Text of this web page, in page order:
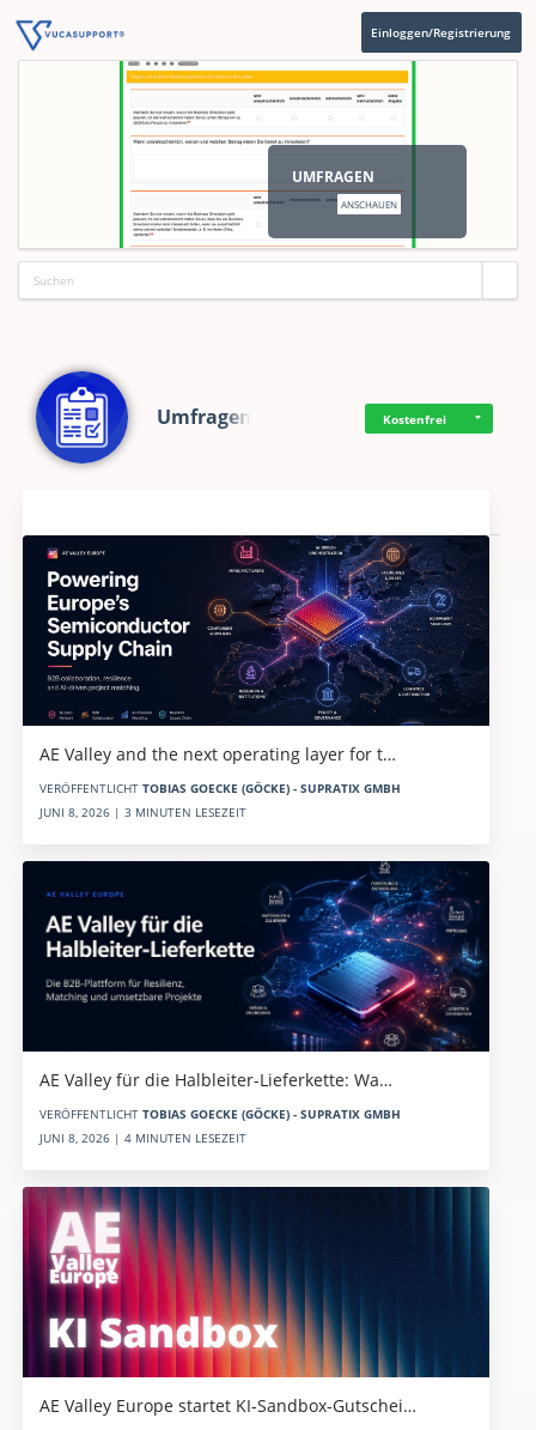
Einloggen/Registrierung
UMFRAGEN
ANSCHAUEN
Umfragen Kostenfrei
AE Valley and the next operating layer for t…
VERÖFFENTLICHT TOBIAS GOECKE (GÖCKE) - SUPRATIX GMBH
JUNI 8, 2026 | 3 MINUTEN LESEZEIT
AE Valley für die Halbleiter-Lieferkette: Wa…
VERÖFFENTLICHT TOBIAS GOECKE (GÖCKE) - SUPRATIX GMBH
JUNI 8, 2026 | 4 MINUTEN LESEZEIT
AE Valley Europe startet KI-Sandbox-Gutschei…